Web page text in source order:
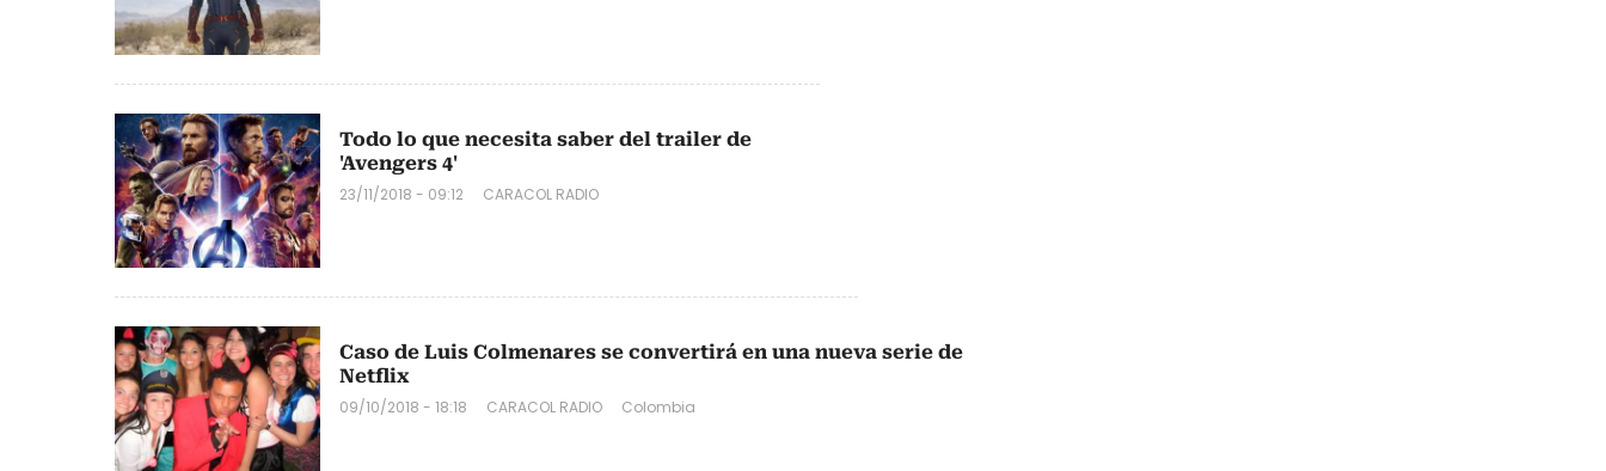
Todo lo que necesita saber del trailer de
'Avengers 4'
23/11/2018 - 09:12 CARACOL RADIO
Caso de Luis Colmenares se convertirá en una nueva serie de
Netflix
09/10/2018 - 18:18 CARACOL RADIO Colombia